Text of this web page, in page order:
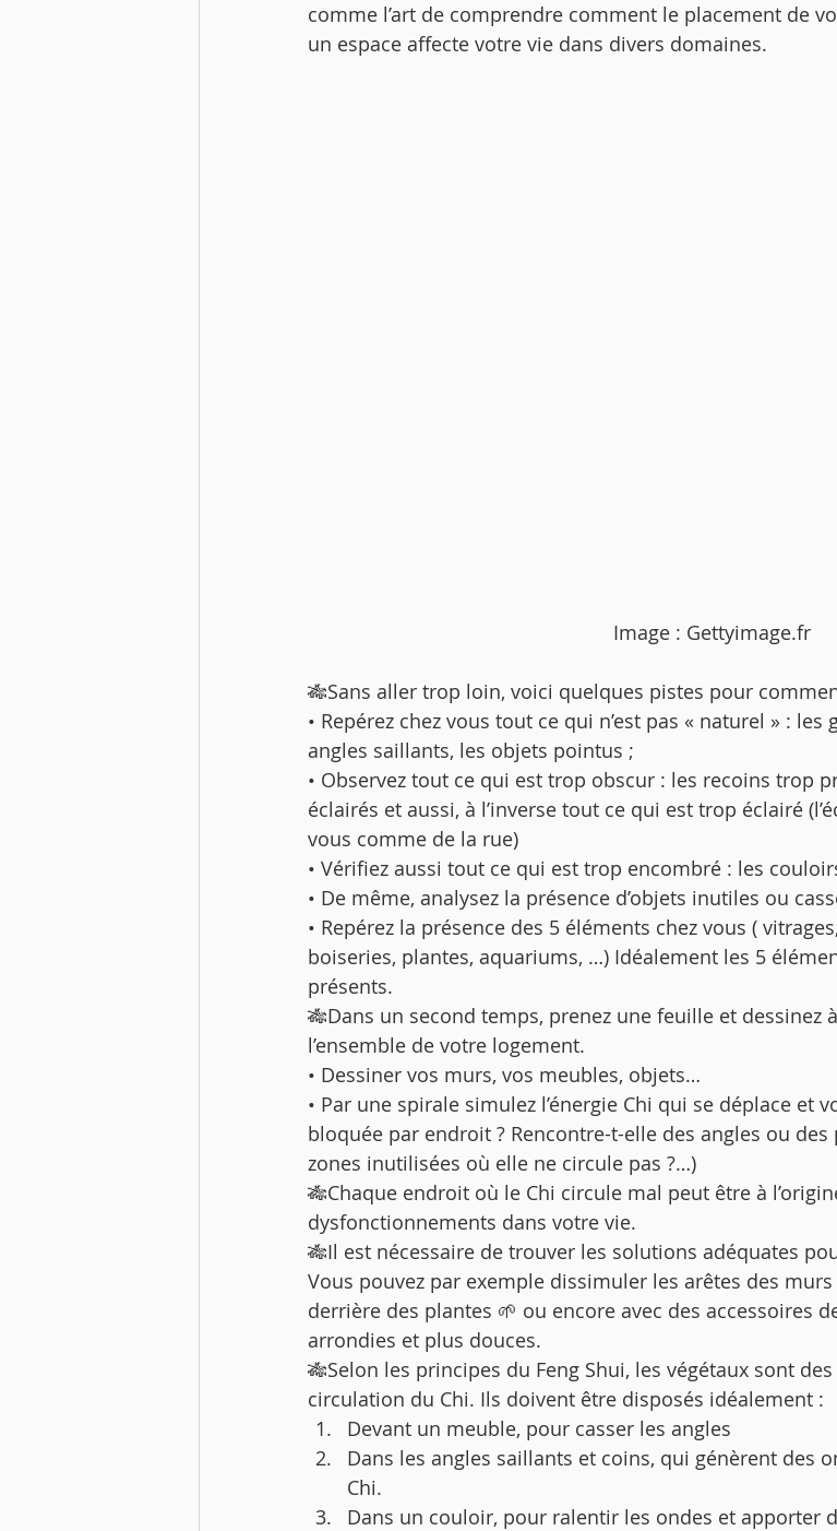
comme l’art de comprendre comment le placement de
un espace affecte votre vie dans divers domaines.
Image : Gettyimage.fr
🎋Sans aller trop loin, voici quelques pistes pour
• Repérez chez vous tout ce qui n’est pas « naturel » :
angles saillants, les objets pointus ;
• Observez tout ce qui est trop obscur : les recoins trop
éclairés et aussi, à l’inverse tout ce qui est trop éclairé
vous comme de la rue)
• Vérifiez aussi tout ce qui est trop encombré : les
• De même, analysez la présence d’objets inutiles ou
• Repérez la présence des 5 éléments chez vous (
boiseries, plantes, aquariums, …) Idéalement les 5
présents.
🎋Dans un second temps, prenez une feuille et dessinez
l’ensemble de votre logement.
• Dessiner vos murs, vos meubles, objets…
• Par une spirale simulez l’énergie Chi qui se déplace et
bloquée par endroit ? Rencontre-t-elle des angles ou
zones inutilisées où elle ne circule pas ?…)
🎋Chaque endroit où le Chi circule mal peut être à
dysfonctionnements dans votre vie.
🎋Il est nécessaire de trouver les solutions adéquates
Vous pouvez par exemple dissimuler les arêtes des
derrière des plantes 🌱 ou encore avec des accessoires
arrondies et plus douces.
🎋Selon les principes du Feng Shui, les végétaux sont
circulation du Chi. Ils doivent être disposés idéalement :
Devant un meuble, pour casser les angles
Dans les angles saillants et coins, qui génèrent des
Chi.
Dans un couloir, pour ralentir les ondes et apporter